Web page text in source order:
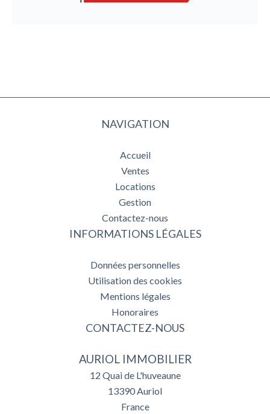
NAVIGATION
Accueil
Ventes
Locations
Gestion
Contactez-nous
INFORMATIONS LÉGALES
Données personnelles
Utilisation des cookies
Mentions légales
Honoraires
CONTACTEZ-NOUS
AURIOL IMMOBILIER
12 Quai de L'huveaune
13390Auriol
France